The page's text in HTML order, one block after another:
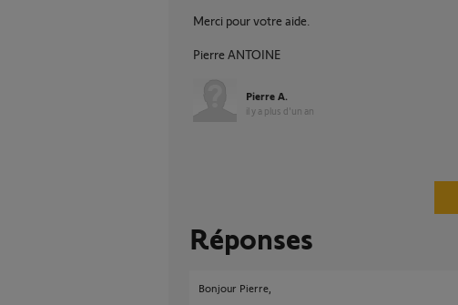
Merci pour votre aide.
Pierre ANTOINE
Pierre A.
il y a plus d'un an
Réponses
Bonjour Pierre,